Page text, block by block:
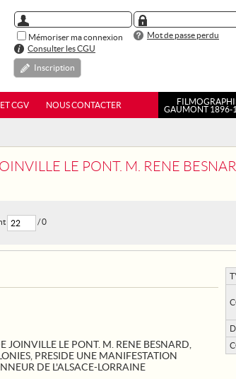
Mémoriser ma connexion
Mot de passe perdu
Consulter les CGU
Inscription
CGV NOUS CONTACTER
GAUMONT 1896-
MINISTRE DES COLONIES, PRESIDE UNE MANIFESTATION SPORTIVE
/ 0
JOINVILLE LE PONT. M. RENE BESNARD,
PRESIDE UNE MANIFESTATION
DE L'ALSACE-LORRAINE